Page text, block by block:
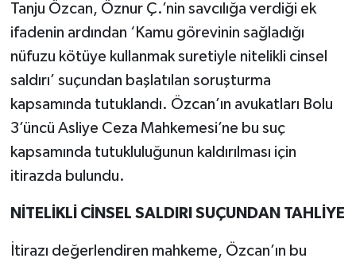
Tanju Özcan, Öznur Ç.’nin savcılığa verdiği ek
ifadenin ardından ‘Kamu görevinin sağladığı
nüfuzu kötüye kullanmak suretiyle nitelikli cinsel
saldırı’ suçundan başlatılan soruşturma
kapsamında tutuklandı. Özcan’ın avukatları Bolu
3’üncü Asliye Ceza Mahkemesi’ne bu suç
kapsamında tutukluluğunun kaldırılması için
itirazda bulundu.
NİTELİKLİ CİNSEL SALDIRI SUÇUNDAN TAHLİYE
İtirazı değerlendiren mahkeme, Özcan’ın bu